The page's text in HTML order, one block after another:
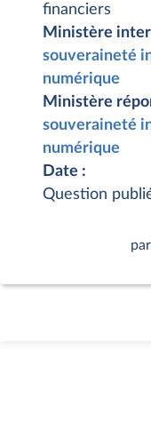
financiers
Ministère
souveraineté
numérique
Ministère
souveraineté
numérique
Date :
Question